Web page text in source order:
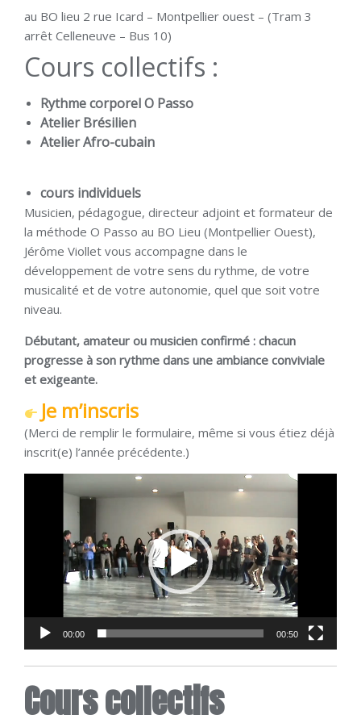
au BO lieu 2 rue Icard – Montpellier ouest – (Tram 3
arrêt Celleneuve – Bus 10)
Cours collectifs :
Rythme corporel O Passo
Atelier Brésilien
Atelier Afro-cubain
cours individuels
Musicien, pédagogue, directeur adjoint et formateur de
la méthode O Passo au BO Lieu (Montpellier Ouest),
Jérôme Viollet vous accompagne dans le
développement de votre sens du rythme, de votre
musicalité et de votre autonomie, quel que soit votre
niveau.
Débutant, amateur ou musicien confirmé : chacun
progresse à son rythme dans une ambiance conviviale
et exigeante.
Je m’inscris
(Merci de remplir le formulaire, même si vous étiez déjà
inscrit(e) l’année précédente.)
00:00 00:50
Cours collectifs